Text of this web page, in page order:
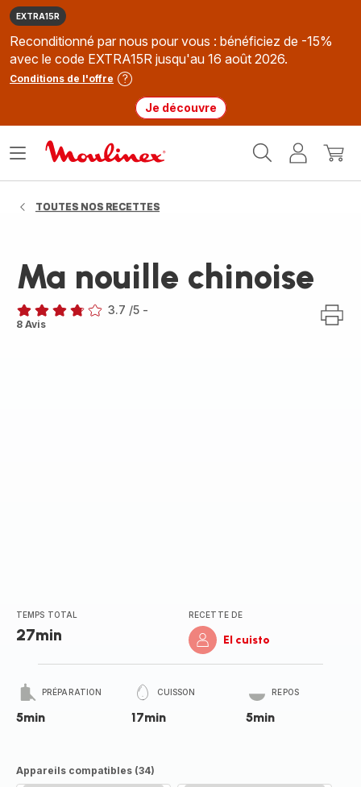
EXTRA15R
Reconditionné par nous pour vous : bénéficiez de -15%
avec le code EXTRA15R jusqu'au 16 août 2026.
Conditions de l'offre
Je découvre
MonMon
Ouvrir
TOUTES NOS RECETTES
Ma nouille chinoise
ratings.3.7
3.7 /5 -
8 Avis
TEMPS TOTAL
27min
RECETTE DE
El cuisto
PRÉPARATION
5min
CUISSON
17min
REPOS
5min
Appareils compatibles (34)